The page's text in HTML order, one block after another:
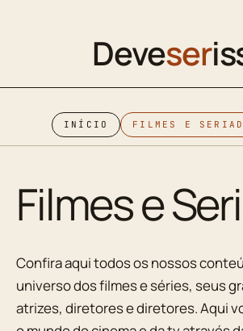
Deveser
INÍCIO FILMES E
Filmes e
Confira aqui todos os nossos
universo dos filmes e séries, seus
atrizes, diretores e diretores. Aqui